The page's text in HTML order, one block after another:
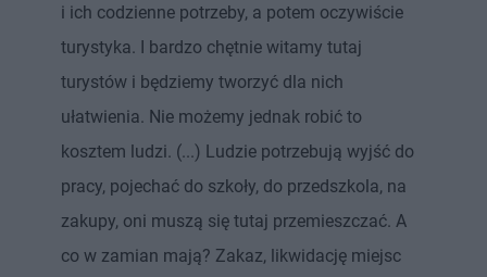
i ich codzienne potrzeby, a potem oczywiście
turystyka. I bardzo chętnie witamy tutaj
turystów i będziemy tworzyć dla nich
ułatwienia. Nie możemy jednak robić to
kosztem ludzi. (...) Ludzie potrzebują wyjść do
pracy, pojechać do szkoły, do przedszkola, na
zakupy, oni muszą się tutaj przemieszczać. A
co w zamian mają? Zakaz, likwidację miejsc